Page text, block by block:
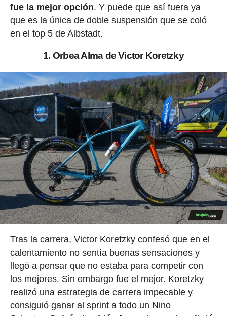
fue la mejor opción. Y puede que así fuera ya
que es la única de doble suspensión que se coló
en el top 5 de Albstadt.
1. Orbea Alma de Victor Koretzky
Tras la carrera, Victor Koretzky confesó que en el
calentamiento no sentía buenas sensaciones y
llegó a pensar que no estaba para competir con
los mejores. Sin embargo fue el mejor. Koretzky
realizó una estrategia de carrera impecable y
consiguió ganar al sprint a todo un Nino